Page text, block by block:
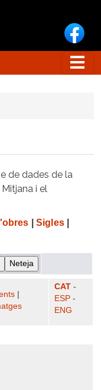
de dades de la
i el
Sigles|
CAT -
ESP -
ENG